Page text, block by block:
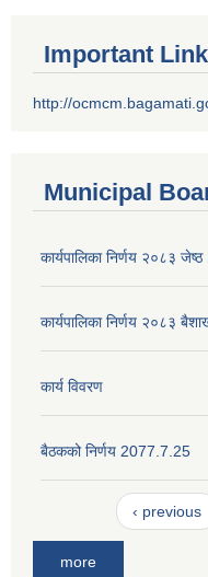
Important
http://
Municipal
कार्यपालिका निर्णय २०८३
कार्यपालिका निर्णय २०८३
कार्य विवरण
बैठकको निर्णय 2077.7.25
‹ previous
more